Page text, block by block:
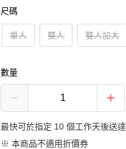
尺碼
單人 雙人 雙人加大
數量
最快可於指定 10 個工作天後送達
※ 本商品不適用折價券